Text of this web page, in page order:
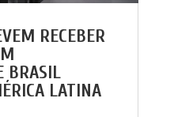
RECEBER
BRASIL
LATINA